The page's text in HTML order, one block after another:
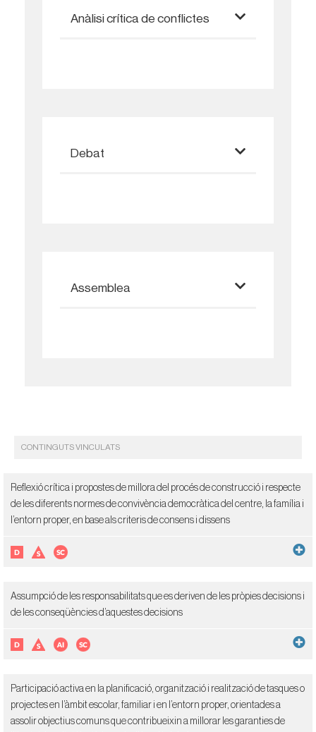
Anàlisi crítica de conflictes
Debat
Assemblea
CONTINGUTS VINCULATS
Reflexió crítica i propostes de millora del procés de construcció i respecte
de les diferents normes de convivència democràtica del centre, la família i
l’entorn proper, en base als criteris de consens i dissens
Assumpció de les responsabilitats que es deriven de les pròpies decisions i
de les conseqüències d’aquestes decisions
Participació activa en la planificació, organització i realització de tasques o
projectes en l’àmbit escolar, familiar i en l’entorn proper, orientades a
assolir objectius comuns que contribueixin a millorar les garanties de